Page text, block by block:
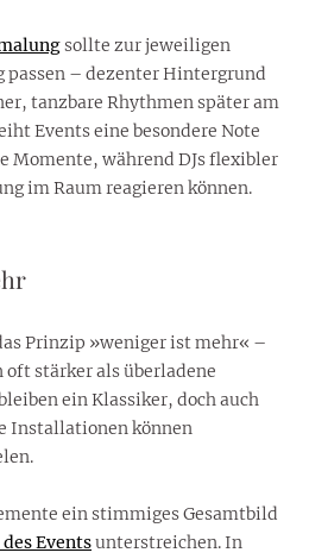
sollte zur jeweiligen
passen – dezenter Hintergrund
tanzbare Rhythmen später am
Events eine besondere Note
Momente, während DJs flexibler
im Raum reagieren können.
Prinzip »weniger ist mehr« –
stärker als überladene
ein Klassiker, doch auch
Installationen können
ein stimmiges Gesamtbild
Eventsunterstreichen. In